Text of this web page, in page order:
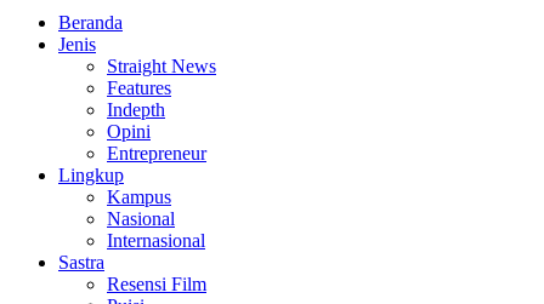
Beranda
Jenis
Straight News
Features
Indepth
Opini
Entrepreneur
Lingkup
Kampus
Nasional
Internasional
Sastra
Resensi Film